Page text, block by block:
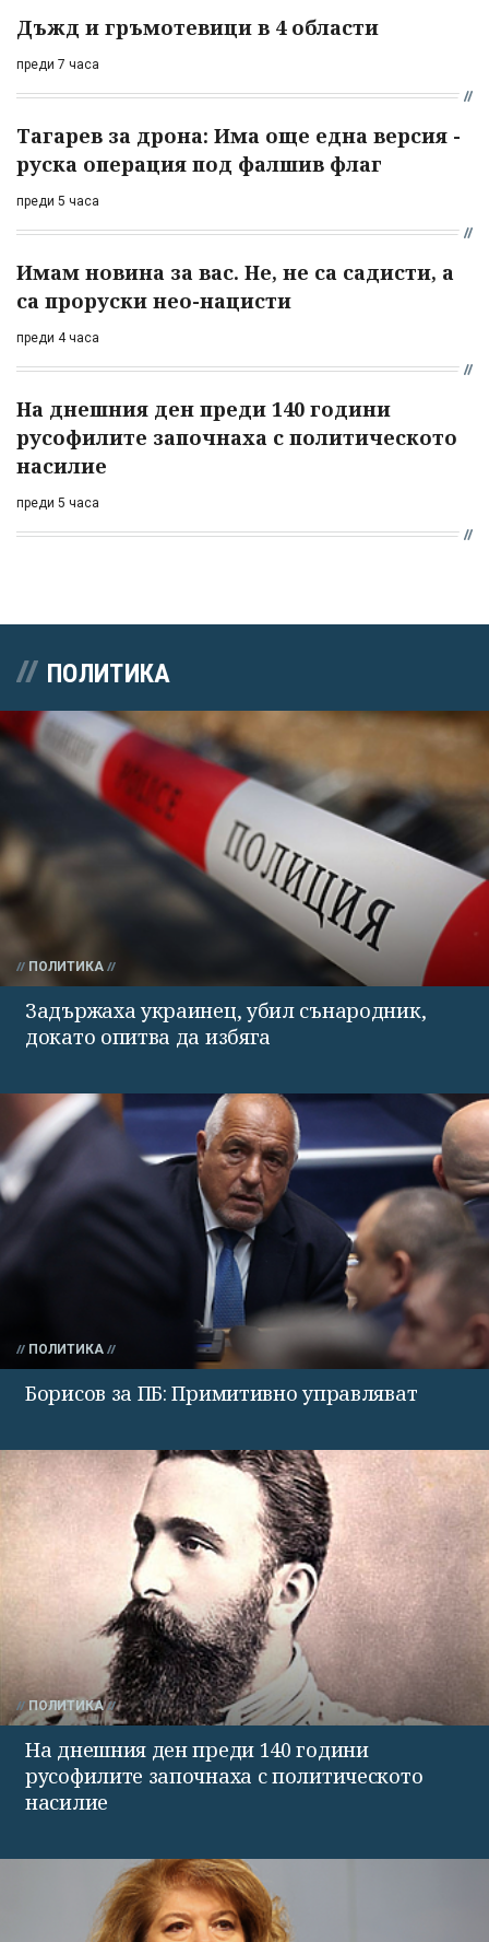
Дъжд и гръмотевици в 4 области
преди 7 часа
Тагарев за дрона: Има още една версия -
руска операция под фалшив флаг
преди 5 часа
Имам новина за вас. Не, не са садисти, а
са проруски нео-нацисти
преди 4 часа
На днешния ден преди 140 години
русофилите започнаха с политическото
насилие
преди 5 часа
ПОЛИТИКА
ПОЛИТИКА
Задържаха украинец, убил сънародник,
докато опитва да избяга
ПОЛИТИКА
Борисов за ПБ: Примитивно управляват
ПОЛИТИКА
На днешния ден преди 140 години
русофилите започнаха с политическото
насилие